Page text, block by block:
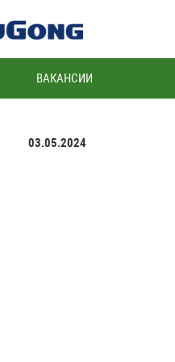
ВАКАНСИИ
03.05.2024